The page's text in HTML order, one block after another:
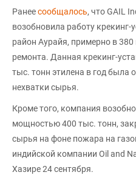
Ранеесообщалось, что GAIL
возобновила работу
район Аурайя, примерно в
ремонта. Данная крекинг-
тыс. тонн этилена в год была
нехватки сырья.
Кроме того, компания
мощностью 400 тыс. тонн,
сырья на фоне пожара на
индийской компании Oil and
Хазире 24 сентября.